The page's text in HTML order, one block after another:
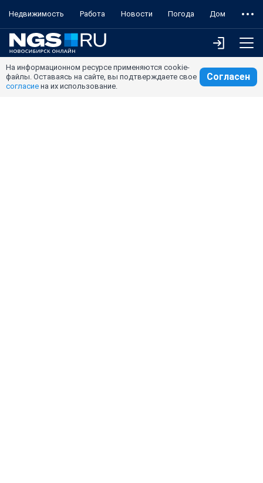
Недвижимость Работа Новости Погода Дом
На информационном ресурсе применяются cookie-
файлы. Оставаясь на сайте, вы подтверждаете свое
согласие на их использование.
Согласен